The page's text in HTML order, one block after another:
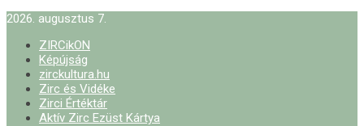
2026. augusztus 7.
ZIRCikON
Képújság
zirckultura.hu
Zirc és Vidéke
Zirci Értéktár
Aktív Zirc Ezüst Kártya